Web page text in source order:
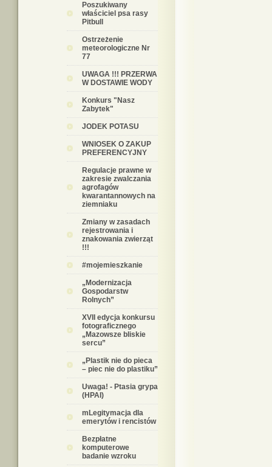
Poszukiwany
właściciel psa rasy
Pitbull
Ostrzeżenie
meteorologiczne Nr
77
UWAGA !!! PRZERWA
W DOSTAWIE WODY
Konkurs "Nasz
Zabytek"
JODEK POTASU
WNIOSEK O ZAKUP
PREFERENCYJNY
Regulacje prawne w
zakresie zwalczania
agrofagów
kwarantannowych na
ziemniaku
Zmiany w zasadach
rejestrowania i
znakowania zwierząt
!!!
#mojemieszkanie
„Modernizacja
Gospodarstw
Rolnych”
XVII edycja konkursu
fotograficznego
„Mazowsze bliskie
sercu”
„Plastik nie do pieca
– piec nie do plastiku”
Uwaga! - Ptasia grypa
(HPAI)
mLegitymacja dla
emerytów i rencistów
Bezpłatne
komputerowe
badanie wzroku